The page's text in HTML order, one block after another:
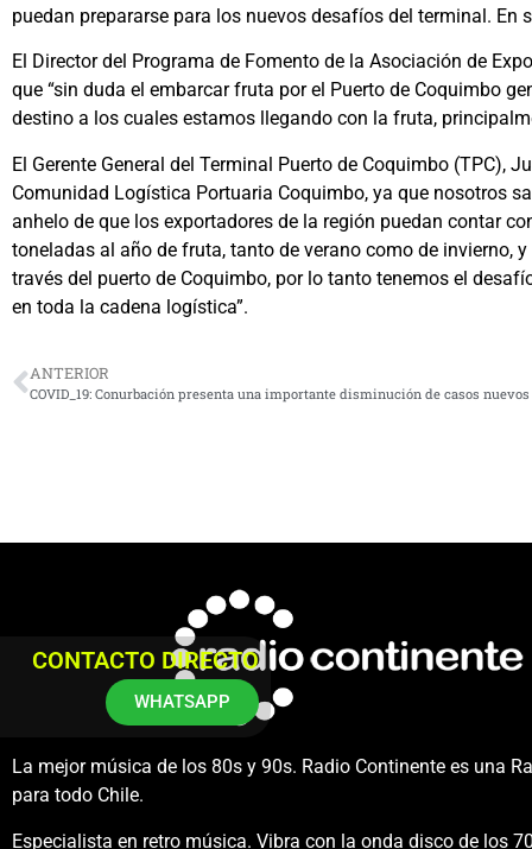
puedan prepararse para los nuevos desafíos del terminal.
El Director del Programa de Fomento de la Asociación de
que “sin duda el embarcar fruta por el Puerto de Coquimbo
destino a los cuales estamos llegando con la fruta,
El Gerente General del Terminal Puerto de Coquimbo (TPC),
Comunidad Logística Portuaria Coquimbo, ya que nosotros
anhelo de que los exportadores de la región puedan contar
toneladas al año de fruta, tanto de verano como de invierno,
través del puerto de Coquimbo, por lo tanto tenemos el
en toda la cadena logística”.
ANTERIOR
COVID_19: Conurbación presenta una importante disminución de casos nuevos
La mejor música de los 80s y 90s. Radio Continente es una
para todo Chile.
Especialista en retro música. Vibra con la onda disco de los
CONTACTO DIRECTO
WHATSAPP